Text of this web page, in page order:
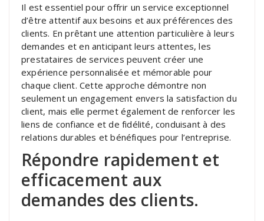
Il est essentiel pour offrir un service exceptionnel
d’être attentif aux besoins et aux préférences des
clients. En prêtant une attention particulière à leurs
demandes et en anticipant leurs attentes, les
prestataires de services peuvent créer une
expérience personnalisée et mémorable pour
chaque client. Cette approche démontre non
seulement un engagement envers la satisfaction du
client, mais elle permet également de renforcer les
liens de confiance et de fidélité, conduisant à des
relations durables et bénéfiques pour l’entreprise.
Répondre rapidement et
efficacement aux
demandes des clients.